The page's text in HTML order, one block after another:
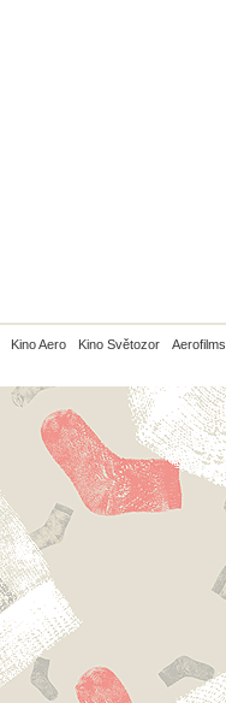
Kino Aero Kino Světozor Aerofilms